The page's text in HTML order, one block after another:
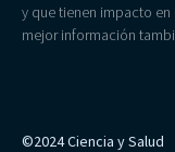
y que tienen impacto
mejor información
©2024 Ciencia y Salud